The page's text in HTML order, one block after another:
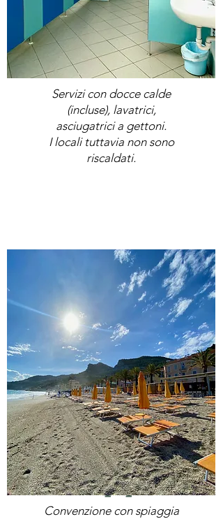
Vases
Servizi con docce calde
(incluse), lavatrici,
asciugatrici a gettoni.
I locali tuttavia non sono
riscaldati.
Wallpaper
Convenzione con spiaggia